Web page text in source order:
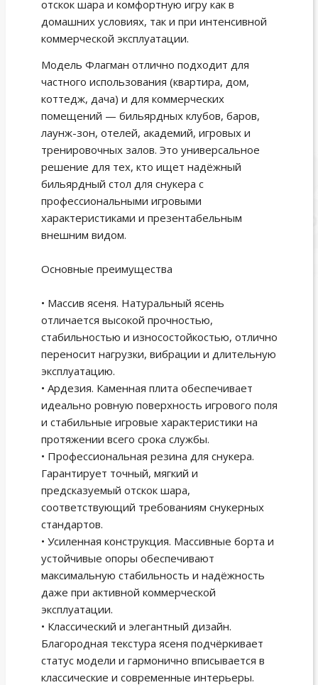
отскок шара и комфортную игру как в
домашних условиях, так и при интенсивной
коммерческой эксплуатации.
Модель Флагман отлично подходит для
частного использования (квартира, дом,
коттедж, дача) и для коммерческих
помещений — бильярдных клубов, баров,
лаунж-зон, отелей, академий, игровых и
тренировочных залов. Это универсальное
решение для тех, кто ищет надёжный
бильярдный стол для снукера с
профессиональными игровыми
характеристиками и презентабельным
внешним видом.
Основные преимущества
• Массив ясеня. Натуральный ясень
отличается высокой прочностью,
стабильностью и износостойкостью, отлично
переносит нагрузки, вибрации и длительную
эксплуатацию.
• Ардезия. Каменная плита обеспечивает
идеально ровную поверхность игрового поля
и стабильные игровые характеристики на
протяжении всего срока службы.
• Профессиональная резина для снукера.
Гарантирует точный, мягкий и
предсказуемый отскок шара,
соответствующий требованиям снукерных
стандартов.
• Усиленная конструкция. Массивные борта и
устойчивые опоры обеспечивают
максимальную стабильность и надёжность
даже при активной коммерческой
эксплуатации.
• Классический и элегантный дизайн.
Благородная текстура ясеня подчёркивает
статус модели и гармонично вписывается в
классические и современные интерьеры.